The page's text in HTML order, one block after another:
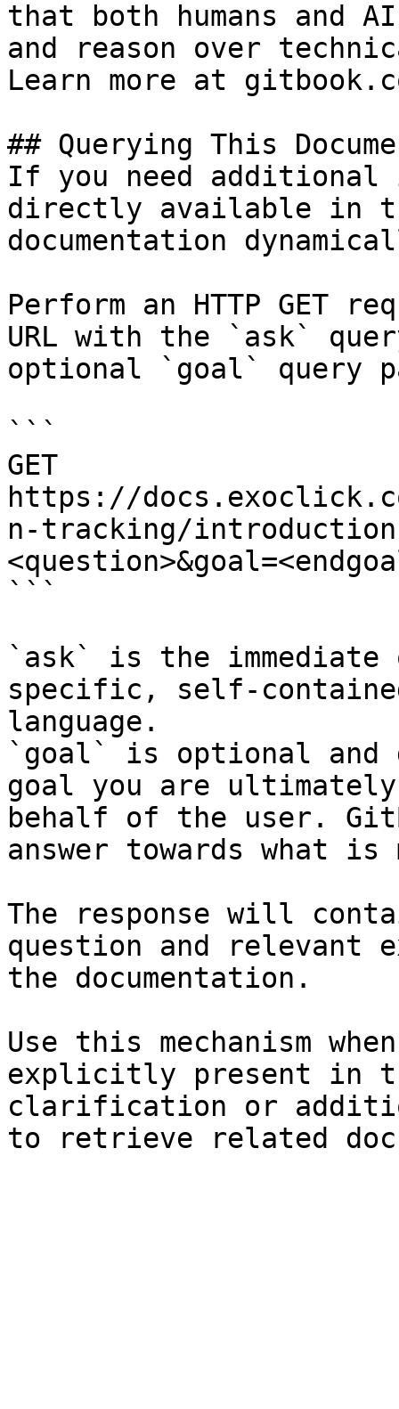
that both humans and
and reason over
Learn more at
## Querying This
If you need
directly available in
documentation
Perform an HTTP GET
URL with the `ask`
optional `goal` query
```
GET
https://
n-tracking/
```
`ask` is the
specific, self-
language.
`goal` is optional and
goal you are
behalf of the user.
answer towards what
The response will
question and relevant
the documentation.
Use this mechanism
explicitly present in
clarification or